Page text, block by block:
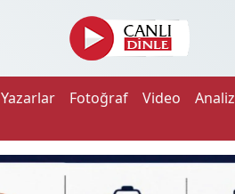
Yazarlar Fotoğraf Video Analiz